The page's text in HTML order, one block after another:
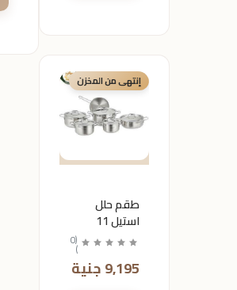
إنتهى من المخزن
طقم حلل
استيل 11
قطعه من (
0
)
9,195 جنية